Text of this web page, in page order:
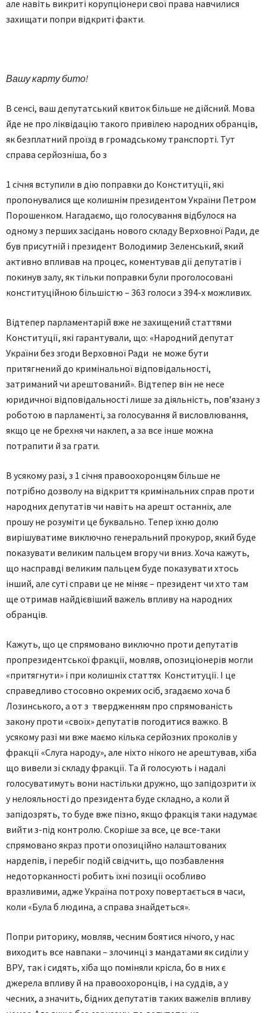
але навіть викриті корупціонери свої права навчилися
захищати попри відкриті факти.
Вашу карту бито!
В сенсі, ваш депутатський квиток більше не дійсний. Мова
йде не про ліквідацію такого привілею народних обранців,
як безплатний проїзд в громадському транспорті. Тут
справа серйозніша, бо з
1 січня вступили в дію поправки до Конституції, які
пропонувалися ще колишнім президентом України Петром
Порошенком. Нагадаємо, що голосування відбулося на
одному з перших засідань нового складу Верховної Ради, де
був присутній і президент Володимир Зеленський, який
активно впливав на процес, коментував дії депутатів і
покинув залу, як тільки поправки були проголосовані
конституційною більшістю – 363 голоси з 394-х можливих.
Відтепер парламентарій вже не захищений статтями
Конституції, які гарантували, що: «Народний депутат
України без згоди Верховної Ради не може бути
притягнений до кримінальної відповідальності,
затриманий чи арештований». Відтепер він не несе
юридичної відповідальності лише за діяльність, пов’язану з
роботою в парламенті, за голосування й висловлювання,
якщо це не брехня чи наклеп, а за все інше можна
потрапити й за грати.
В усякому разі, з 1 січня правоохоронцям більше не
потрібно дозволу на відкриття кримінальних справ проти
народних депутатів чи навіть на арешт останніх, але
прошу не розуміти це буквально. Тепер їхню долю
вирішуватиме виключно генеральний прокурор, який буде
показувати великим пальцем вгору чи вниз. Хоча кажуть,
що насправді великим пальцем буде показувати хтось
інший, але суті справи це не міняє – президент чи хто там
ще отримав найдієвіший важель впливу на народних
обранців.
Кажуть, що це спрямовано виключно проти депутатів
пропрезидентської фракції, мовляв, опозиціонерів могли
«притягнути» і при колишніх статтях Конституції. І це
справедливо стосовно окремих осіб, згадаємо хоча б
Лозинського, а от з твердженням про спрямованість
закону проти «своїх» депутатів погодитися важко. В
усякому разі ми вже маємо кілька серйозних проколів у
фракції «Слуга народу», але ніхто нікого не арештував, хіба
що вивели зі складу фракції. Та й голосують і надалі
голосуватимуть вони настільки дружно, що запідозрити їх
у нелояльності до президента буде складно, а коли й
запідозрять, то буде вже пізно, якщо фракція таки надумає
вийти з-під контролю. Скоріше за все, це все-таки
спрямовано якраз проти опозиційно налаштованих
нардепів, і перебіг подій свідчить, що позбавлення
недоторканності робить їхні позиції особливо
вразливими, адже Україна потроху повертається в часи,
коли «Була б людина, а справа знайдеться».
Попри риторику, мовляв, чесним боятися нічого, у нас
виходить все навпаки – злочинці з мандатами як сиділи у
ВРУ, так і сидять, хіба що поміняли крісла, бо в них є
джерела впливу й на правоохоронців, і на суддів, а у
чесних, а значить, бідних депутатів таких важелів впливу